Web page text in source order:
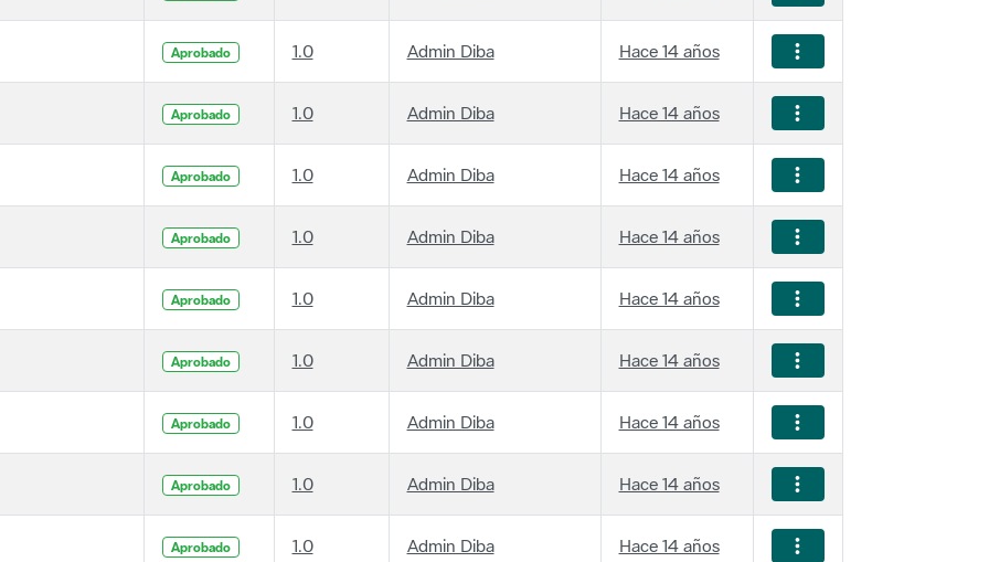
Aprobado 1.0 Admin Diba Hace 14 años
1.0 Admin Diba Hace 14 años
Aprobado 1.0 Admin Diba Hace 14 años
1.0 Admin Diba Hace 14 años
Aprobado 1.0 Admin Diba Hace 14 años
1.0 Admin Diba Hace 14 años
Aprobado 1.0 Admin Diba Hace 14 años
1.0 Admin Diba Hace 14 años
Aprobado 1.0 Admin Diba Hace 14 años